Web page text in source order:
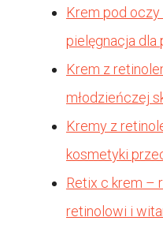
Krem pod
pielęgnacja dla
Krem z
młodzieńczej
Kremy z
kosmetyki
Retix c krem –
retinolowi i